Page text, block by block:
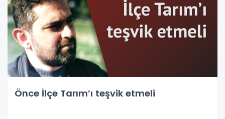
Önce İlçe Tarım’ı teşvik etmeli